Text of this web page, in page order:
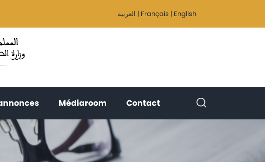
العربية | Français | English
(current)Médiaroom (current)
Contact (current)